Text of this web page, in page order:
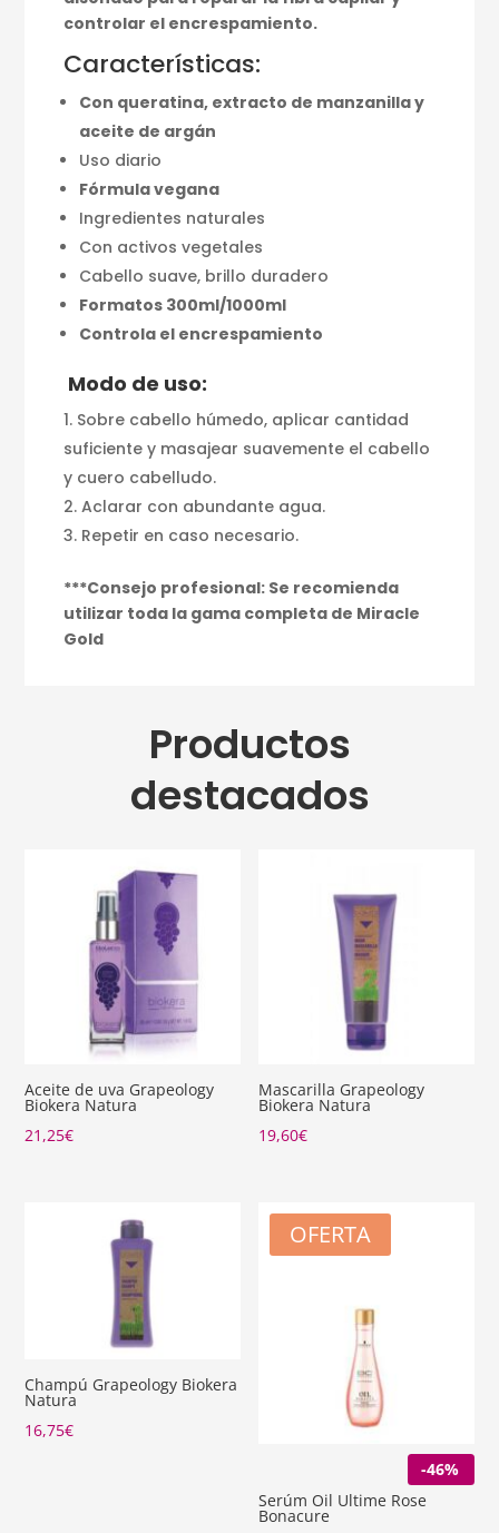
controlar el encrespamiento.
Características:
Con queratina, extracto de manzanilla y
aceite de argán
Uso diario
Fórmula vegana
Ingredientes naturales
Con activos vegetales
Cabello suave, brillo duradero
Formatos 300ml/1000ml
Controla el encrespamiento
Modo de uso:
Sobre cabello húmedo, aplicar cantidad
suficiente y masajear suavemente el cabello
y cuero cabelludo.
Aclarar con abundante agua.
Repetir en caso necesario.
***Consejo profesional: Se recomienda
utilizar toda la gama completa de Miracle
Gold
Productos
destacados
Aceite de uva Grapeology
Biokera Natura
21,25€
Mascarilla Grapeology
Biokera Natura
19,60€
Champú Grapeology Biokera
Natura
16,75€
OFERTA
-46%
Serúm Oil Ultime Rose
Bonacure